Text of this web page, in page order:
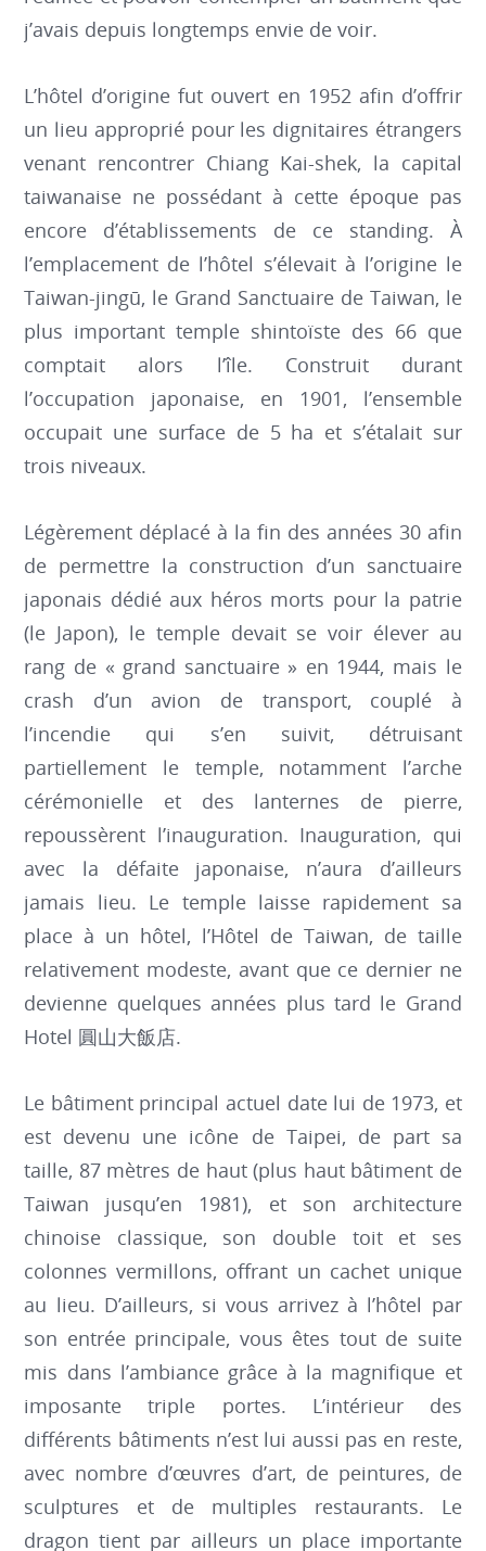
j’avais depuis longtemps envie de voir.
L’hôtel d’origine fut ouvert en 1952 afin d’offrir
un lieu approprié pour les dignitaires étrangers
venant rencontrer Chiang Kai-shek, la capital
taiwanaise ne possédant à cette époque pas
encore d’établissements de ce standing. À
l’emplacement de l’hôtel s’élevait à l’origine le
Taiwan-jingū, le Grand Sanctuaire de Taiwan, le
plus important temple shintoïste des 66 que
comptait alors l’île. Construit durant
l’occupation japonaise, en 1901, l’ensemble
occupait une surface de 5 ha et s’étalait sur
trois niveaux.
Légèrement déplacé à la fin des années 30 afin
de permettre la construction d’un sanctuaire
japonais dédié aux héros morts pour la patrie
(le Japon), le temple devait se voir élever au
rang de « grand sanctuaire » en 1944, mais le
crash d’un avion de transport, couplé à
l’incendie qui s’en suivit, détruisant
partiellement le temple, notamment l’arche
cérémonielle et des lanternes de pierre,
repoussèrent l’inauguration. Inauguration, qui
avec la défaite japonaise, n’aura d’ailleurs
jamais lieu. Le temple laisse rapidement sa
place à un hôtel, l’Hôtel de Taiwan, de taille
relativement modeste, avant que ce dernier ne
devienne quelques années plus tard le Grand
Hotel 圓山大飯店.
Le bâtiment principal actuel date lui de 1973, et
est devenu une icône de Taipei, de part sa
taille, 87 mètres de haut (plus haut bâtiment de
Taiwan jusqu’en 1981), et son architecture
chinoise classique, son double toit et ses
colonnes vermillons, offrant un cachet unique
au lieu. D’ailleurs, si vous arrivez à l’hôtel par
son entrée principale, vous êtes tout de suite
mis dans l’ambiance grâce à la magnifique et
imposante triple portes. L’intérieur des
différents bâtiments n’est lui aussi pas en reste,
avec nombre d’œuvres d’art, de peintures, de
sculptures et de multiples restaurants. Le
dragon tient par ailleurs un place importante